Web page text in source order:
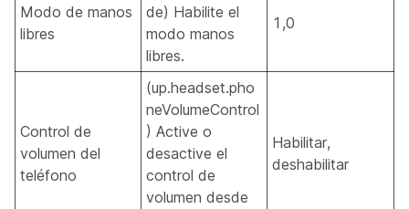
Modo de manos
libres
de) Habilite el
modo manos
libres.
1,0
Control de
volumen del
teléfono
(up.headset.pho
neVolumeControl
) Active o
desactive el
control de
volumen desde
Habilitar,
deshabilitar